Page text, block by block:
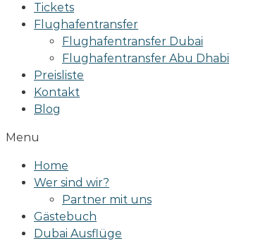
Tickets
Flughafentransfer
Flughafentransfer Dubai
Flughafentransfer Abu Dhabi
Preisliste
Kontakt
Blog
Menu
Home
Wer sind wir?
Partner mit uns
Gästebuch
Dubai Ausflüge